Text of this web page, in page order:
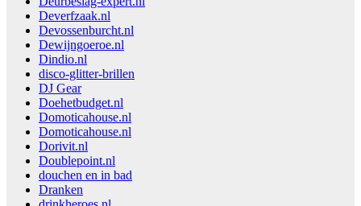
Deverfzaak.nl
Devossenburcht.nl
Dewijngoeroe.nl
Dindio.nl
disco-glitter-brillen
DJ Gear
Doehetbudget.nl
Domoticahouse.nl
Domoticahouse.nl
Dorivit.nl
Doublepoint.nl
douchen en in bad
Dranken